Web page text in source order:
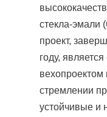
стекла-эмали
проект,
году,
стремлении
устойчивые и